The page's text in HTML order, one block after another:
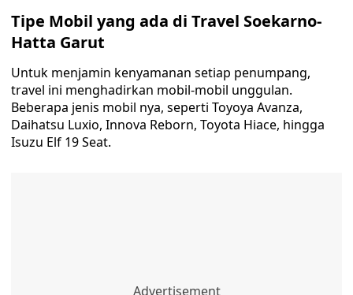
Tipe Mobil yang ada di Travel Soekarno-
Hatta Garut
Untuk menjamin kenyamanan setiap penumpang,
travel ini menghadirkan mobil-mobil unggulan.
Beberapa jenis mobil nya, seperti Toyoya Avanza,
Daihatsu Luxio, Innova Reborn, Toyota Hiace, hingga
Isuzu Elf 19 Seat.